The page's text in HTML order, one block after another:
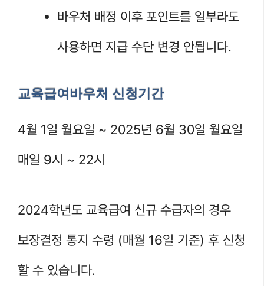
바우처 배정 이후 포인트를 일부라도
사용하면 지급 수단 변경 안됩니다.
교육급여바우처 신청기간
4월 1일 월요일 ~ 2025년 6월 30일 월요일
매일 9시 ~ 22시
2024학년도 교육급여 신규 수급자의 경우
보장결정 통지 수령 (매월 16일 기준) 후 신청
할 수 있습니다.